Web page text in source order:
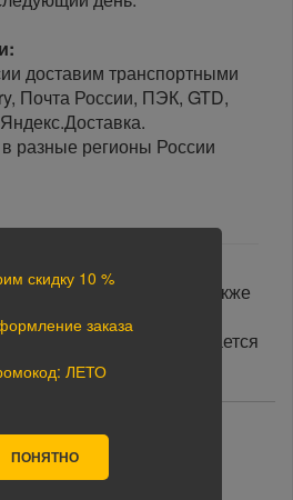
доставим транспортными
Почта России, ПЭК, GTD,
разные регионы России
наличными или
при получении, а также
заказа. При оплате
срок доставки считается
скидку 10 %
заказа
ЛЕТО
ПОНЯТНО